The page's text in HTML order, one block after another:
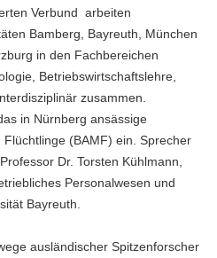
Verbund arbeiten
Bamberg, Bayreuth, München
in den Fachbereichen
Betriebswirtschaftslehre,
zusammen.
in Nürnberg ansässige
(BAMF) ein. Sprecher
Dr. Torsten Kühlmann,
Personalwesen und
Bayreuth.
ausländischer Spitzenforscher